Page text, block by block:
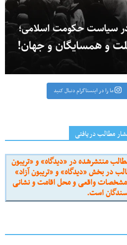
ما را در اینستاگرام دنبال کنید
مطالب دریافتی
منتشرشده در «دیدگاه» و «تریبون
در بخش «دیدگاه» و «تریبون آزاد»
مشخصات واقعی و محل اقامت و نشانی
است.